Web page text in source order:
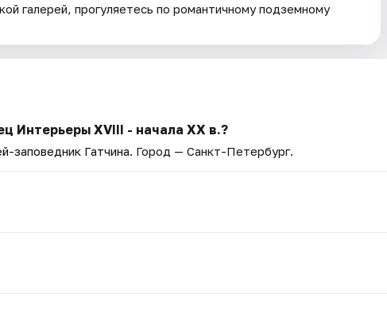
галерей, прогуляетесь по романтичному подземному
Интерьеры ХVIII - начала ХХ в.?
заповедник Гатчина. Город — Санкт-Петербург.